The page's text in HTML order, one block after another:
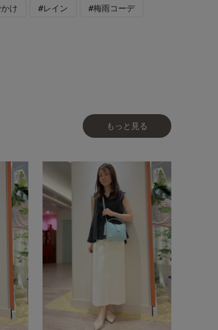
け #レイン #梅雨コーデ
もっと見る